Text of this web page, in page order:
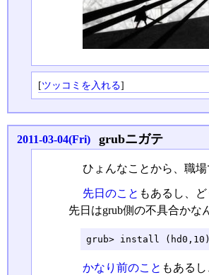
[ツッコミを入れる]
2011-03-04(Fri) grubニガテ
ひょんなことから、職
先日のこと もあるし、
先日はgrub側の不具合か
grub> install
かなり前のこと もある